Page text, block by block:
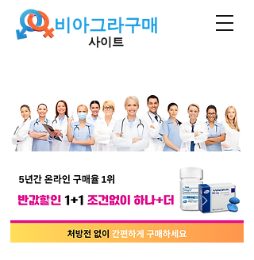
비아그라구매
사이트